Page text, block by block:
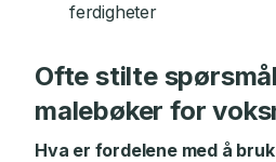
ferdigheter
Ofte stilte
malebøker for
Hva er fordelene med å